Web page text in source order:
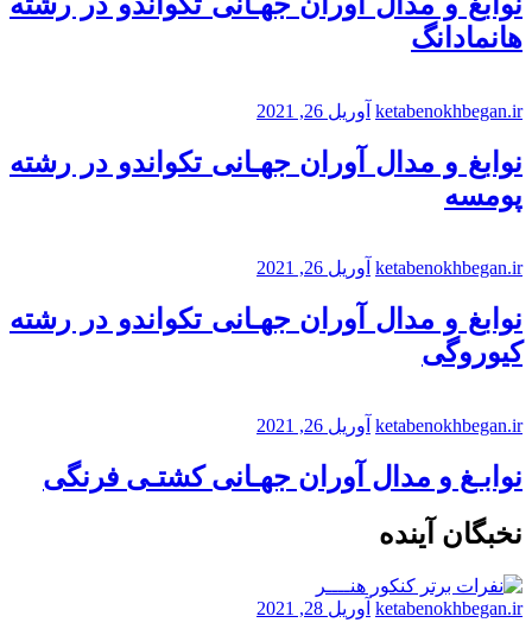
هانمادانگ
ketabenokhbegan.ir آوریل 26, 2021
نوابغ و مدال آوران جهـانی تکواندو در رشته
پومسه
ketabenokhbegan.ir آوریل 26, 2021
نوابغ و مدال آوران جهـانی تکواندو در رشته
کیوروگی
ketabenokhbegan.ir آوریل 26, 2021
نوابـغ و مدال آوران جهـانی کشتـی فرنگی
نخبگان آینده
ketabenokhbegan.ir آوریل 28, 2021